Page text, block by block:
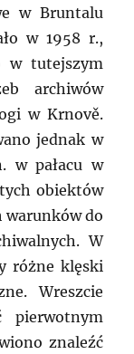
w Bruntalu
w 1958 r.,
w tutejszym
archiwów
w Krnově.
jednak w
w pałacu w
obiektów
warunków do
W
różne klęski
Wreszcie
pierwotnym
znaleźć